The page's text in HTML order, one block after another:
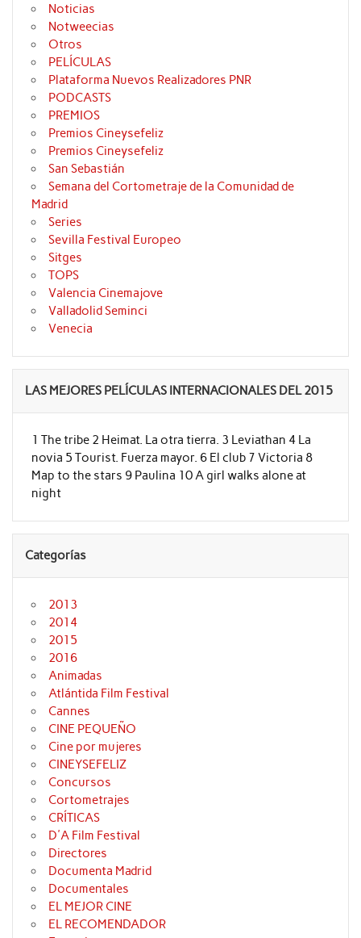
Noticias
Notweecias
Otros
PELÍCULAS
Plataforma Nuevos Realizadores PNR
PODCASTS
PREMIOS
Premios Cineysefeliz
Premios Cineysefeliz
San Sebastián
Semana del Cortometraje de la Comunidad de
Madrid
Series
Sevilla Festival Europeo
Sitges
TOPS
Valencia Cinemajove
Valladolid Seminci
Venecia
LAS MEJORES PELÍCULAS INTERNACIONALES DEL 2015
1 The tribe 2 Heimat. La otra tierra. 3 Leviathan 4 La
novia 5 Tourist. Fuerza mayor. 6 El club 7 Victoria 8
Map to the stars 9 Paulina 10 A girl walks alone at
night
Categorías
2013
2014
2015
2016
Animadas
Atlántida Film Festival
Cannes
CINE PEQUEÑO
Cine por mujeres
CINEYSEFELIZ
Concursos
Cortometrajes
CRÍTICAS
D'A Film Festival
Directores
Documenta Madrid
Documentales
EL MEJOR CINE
EL RECOMENDADOR